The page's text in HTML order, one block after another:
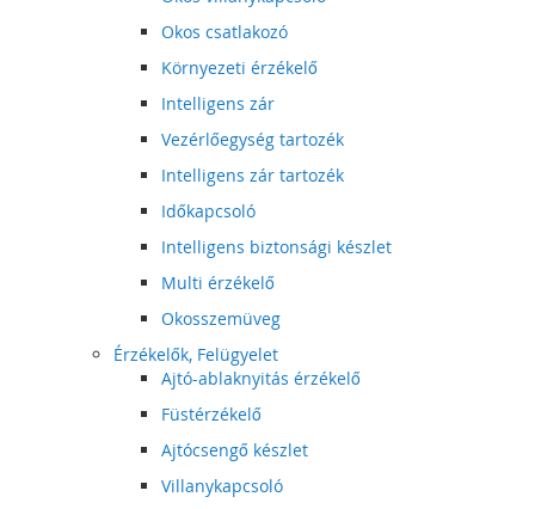
Okos csatlakozó
Környezeti érzékelő
Intelligens zár
Vezérlőegység tartozék
Intelligens zár tartozék
Időkapcsoló
Intelligens biztonsági készlet
Multi érzékelő
Okosszemüveg
Érzékelők, Felügyelet
Ajtó-ablaknyitás érzékelő
Füstérzékelő
Ajtócsengő készlet
Villanykapcsoló